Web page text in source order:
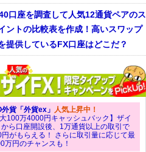
口座を調査して人気12通貨ペアのス
ントの比較表を作成！高いスワップ
提供しているFX口座はどこだ？
貨「外貨ex」 人気上昇中！
大100万4000円キャッシュバック】ザイ
から口座開設後、1万通貨以上の取引で
がもらえる！ さらに取引量に応じて最
万円のチャンスも！